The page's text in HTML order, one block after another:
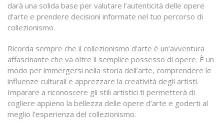
darà una solida base per valutare l’autenticità delle opere
d’arte e prendere decisioni informate nel tuo percorso di
collezionismo.
Ricorda sempre che il collezionismo d’arte è un’avventura
affascinante che va oltre il semplice possesso di opere. È un
modo per immergersi nella storia dell’arte, comprendere le
influenze culturali e apprezzare la creatività degli artisti.
Imparare a riconoscere gli stili artistici ti permetterà di
cogliere appieno la bellezza delle opere d’arte e goderti al
meglio l’esperienza del collezionismo.